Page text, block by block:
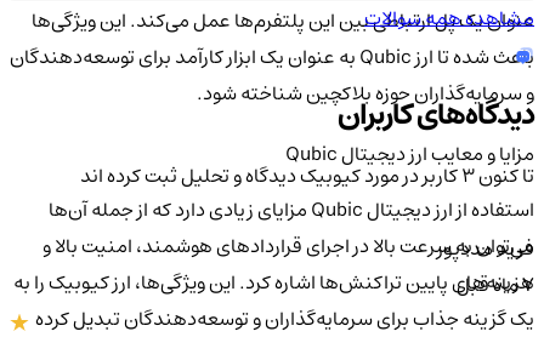
عنوان یک پل ارتباطی بین این پلتفرم‌ها عمل می‌کند. این ویژگی‌ها
باعث شده تا ارز Qubic به عنوان یک ابزار کارآمد برای توسعه‌دهندگان
و سرمایه‌گذاران حوزه بلاکچین شناخته شود.
مزایا و معایب ارز دیجیتال Qubic
استفاده از ارز دیجیتال Qubic مزایای زیادی دارد که از جمله آن‌ها
می‌توان به سرعت بالا در اجرای قراردادهای هوشمند، امنیت بالا و
هزینه‌های پایین تراکنش‌ها اشاره کرد. این ویژگی‌ها، ارز کیوبیک را به
یک گزینه جذاب برای سرمایه‌گذاران و توسعه‌دهندگان تبدیل کرده
مشاهده همه سوالات
دیدگاه‌های کاربران
تا کنون 3 کاربر در مورد کیوبیکدیدگاه و تحلیل ثبت کرده اند
فرید مددپور
7 ماه قبل